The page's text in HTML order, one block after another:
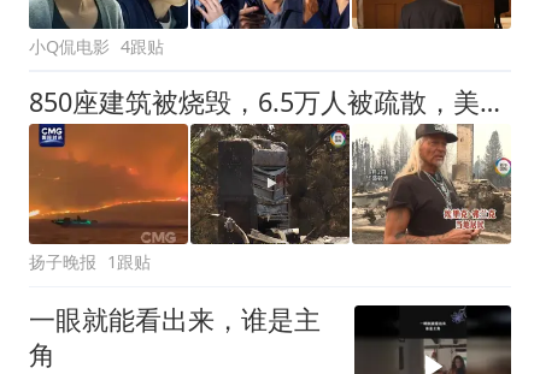
小Q侃电影 4跟贴
850座建筑被烧毁，6.5万人被疏散，美华盛顿州山火竟是人为纵火！37岁嫌犯供认：花2周研究天气后放火！其曾因杀死父亲入狱，有精神病史
扬子晚报 1跟贴
一眼就能看出来，谁是主
角